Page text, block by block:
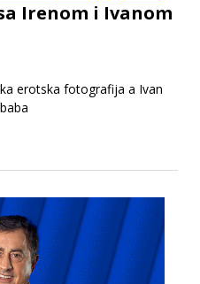
Irenom i Ivanom
erotska fotografija a Ivan